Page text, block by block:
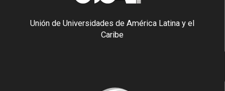
Unión de Universidades de América Latina y el
Caribe